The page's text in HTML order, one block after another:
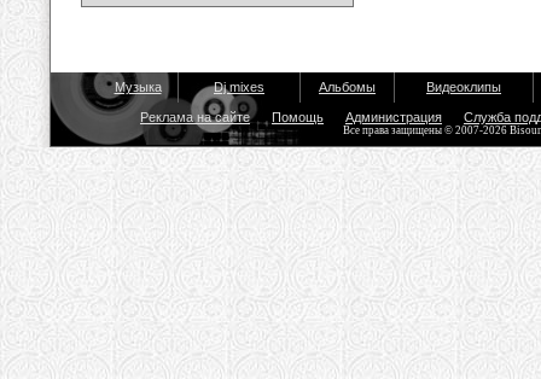
Музыка Dj mixes Альбомы Видеоклипы
Реклама на сайте Помощь Администрация Служба
Все права защищены © 2007-2026